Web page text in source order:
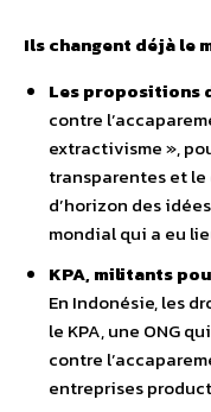
Ils changent déjà le
Les propositions
contre
extractivisme »,
transparentes et
d’horizon des
mondial qui a eu
KPA, militants
En Indonésie, les
le KPA, une ONG
contre
entreprises